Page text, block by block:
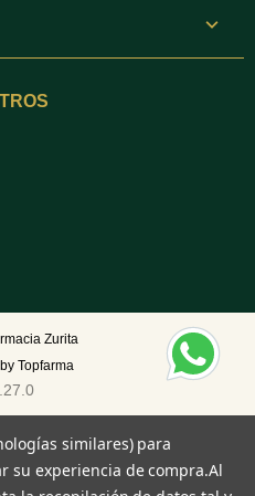
Zurita
Topfarma
similares) para
su experiencia de compra.Al